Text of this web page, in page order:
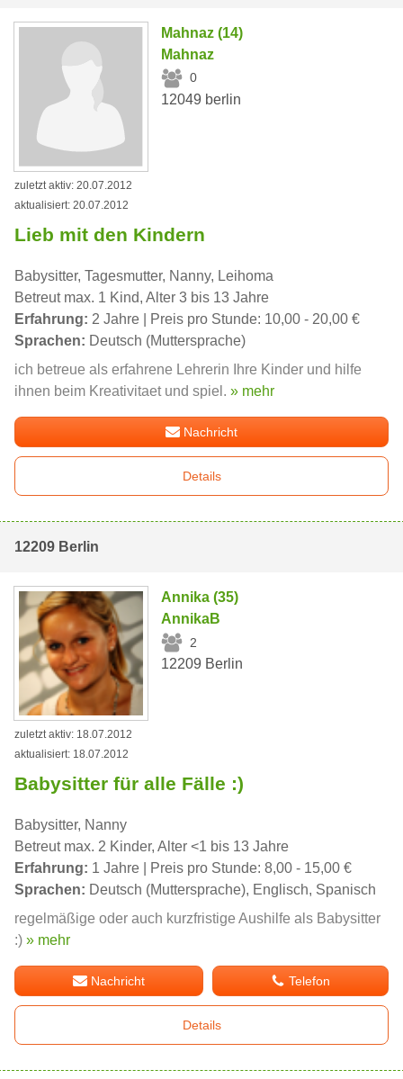
Mahnaz (14)
Mahnaz
0
12049 berlin
zuletzt aktiv: 20.07.2012
aktualisiert: 20.07.2012
Lieb mit den Kindern
Babysitter, Tagesmutter, Nanny, Leihoma
Betreut max. 1 Kind, Alter 3 bis 13 Jahre
Erfahrung: 2 Jahre | Preis pro Stunde: 10,00 - 20,00 €
Sprachen: Deutsch (Muttersprache)
ich betreue als erfahrene Lehrerin Ihre Kinder und hilfe
ihnen beim Kreativitaet und spiel. » mehr
Nachricht
Details
12209 Berlin
Annika (35)
AnnikaB
2
12209 Berlin
zuletzt aktiv: 18.07.2012
aktualisiert: 18.07.2012
Babysitter für alle Fälle :)
Babysitter, Nanny
Betreut max. 2 Kinder, Alter <1 bis 13 Jahre
Erfahrung: 1 Jahre | Preis pro Stunde: 8,00 - 15,00 €
Sprachen: Deutsch (Muttersprache), Englisch, Spanisch
regelmäßige oder auch kurzfristige Aushilfe als Babysitter
:) » mehr
Nachricht Telefon
Details